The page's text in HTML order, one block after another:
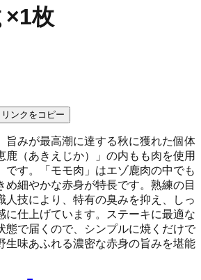
×1枚
リンクをコピー
旨みが最高潮に達する秋に獲れた個体
鹿（あきえじか）」の内もも肉を使用
です。「モモ肉」はエゾ鹿肉の中でも
め細やかな赤身が特長です。熟練の目
人技により、特有の臭みを抑え、しっ
に仕上げています。ステーキに最適な
態で届くので、シンプルに焼くだけで
生味あふれる濃密な赤身の旨みを堪能